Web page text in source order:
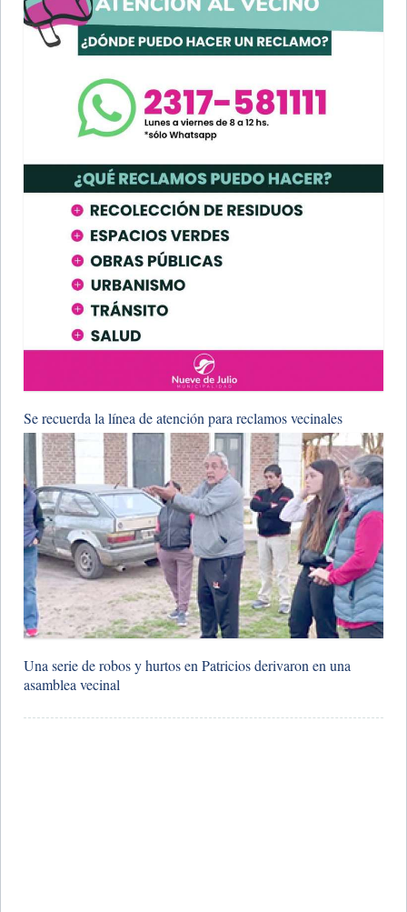
Se recuerda la línea de atención para reclamos vecinales
​Una serie de robos y hurtos en Patricios derivaron en una
asamblea vecinal